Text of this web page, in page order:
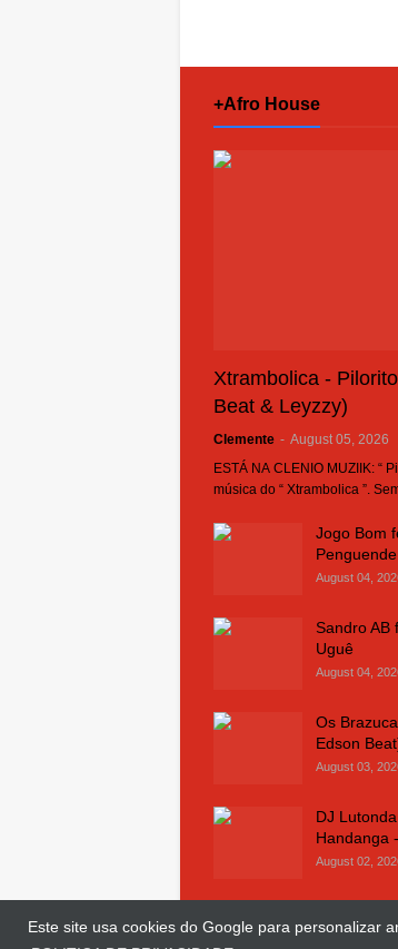
Este site usa cookies do Google para personalizar
+Afro House
Xtrambolica -
Beat & Leyzzy)
Clemente - August 05, 2026
ESTÁ NA CLENIO MUZIIK: “
música do “ Xtrambolica ”.
Jogo Bom
August 04,
Sandro AB
Uguê
August 04,
Os
Edson
August 03,
DJ
Handanga
August 02,
© Copyright 2018 and 2025